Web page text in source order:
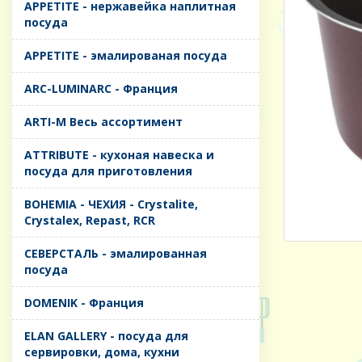
APPETITE - нержавейка наплитная
посуда
APPETITE - эмалированая посуда
ARC-LUMINARC - Франция
ARTI-M Весь ассортимент
ATTRIBUTE - кухоная навеска и
посуда для приготовления
BOHEMIA - ЧЕХИЯ - Crystalite,
Crystalex, Repast, RCR
CЕВЕРСТАЛЬ - эмалированная
посуда
DOMENIK - Франция
ELAN GALLERY - посуда для
сервировки, дома, кухни